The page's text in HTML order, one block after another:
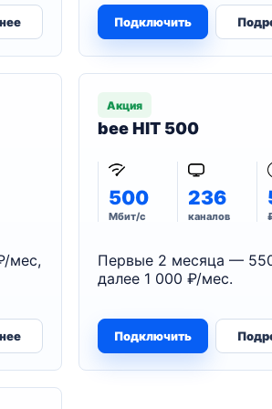
Подключить
мес,
Акция
bee HIT 500
500
Мбит/с
236
каналов
Первые 2 месяца —
далее 1 000 ₽/мес.
Подключить